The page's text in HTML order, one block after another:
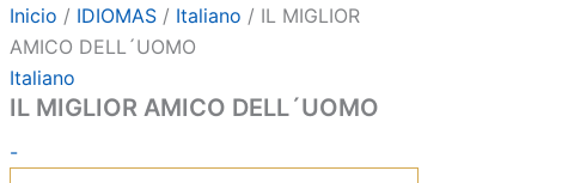
Inicio / IDIOMAS/ Italiano / IL MIGLIOR
AMICO DELL´UOMO
Italiano
IL MIGLIOR AMICO DELL´UOMO
-